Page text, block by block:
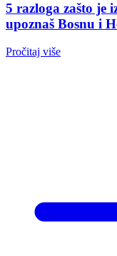
5 razloga zašto je
upoznaš Bosnu i
Pročitaj više